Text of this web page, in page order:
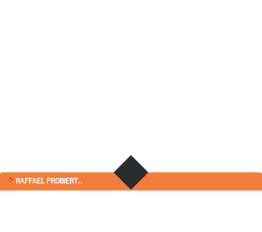
RAFFAEL PROBIERT...